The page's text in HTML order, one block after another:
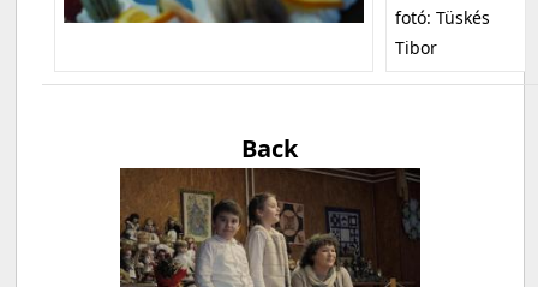
fotó: Tüskés
Tibor
Back